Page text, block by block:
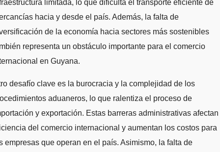
limitada, lo que dificulta el transporte eficiente de
hacia y desde el país. Además, la falta de
de la economía hacia sectores más sostenibles
representa un obstáculo importante para el comercio
en Guyana.
desafío clave es la burocracia y la complejidad de los
aduaneros, lo que ralentiza el proceso de
y exportación. Estas barreras administrativas
del comercio internacional y aumentan los costos para
empresas que operan en el país. Asimismo, la falta de